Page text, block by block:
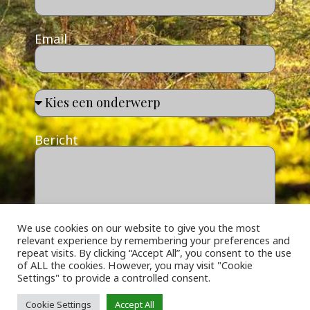
Email
Bericht
Sturen
We use cookies on our website to give you the most
relevant experience by remembering your preferences and
repeat visits. By clicking “Accept All”, you consent to the use
of ALL the cookies. However, you may visit "Cookie
Settings" to provide a controlled consent.
Cookie Settings Accept All